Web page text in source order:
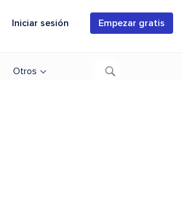
Iniciar sesión Empezar gratis
Otros